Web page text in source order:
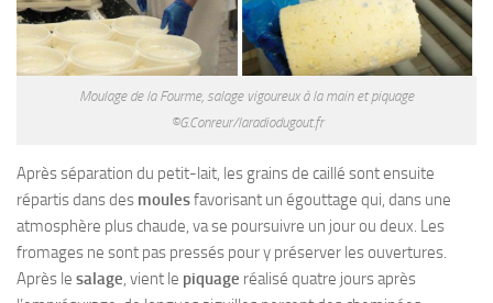
Moulage de la Fourme, salage vigoureux à la main et piquage
©G.Conreur/laradiodugout.fr
Après séparation du petit-lait, les grains de caillé sont ensuite
répartis dans des moulesfavorisant un égouttage qui, dans une
atmosphère plus chaude, va se poursuivre un jour ou deux. Les
fromages ne sont pas pressés pour y préserver les ouvertures.
Après le salage, vient le piquage réalisé quatre jours après